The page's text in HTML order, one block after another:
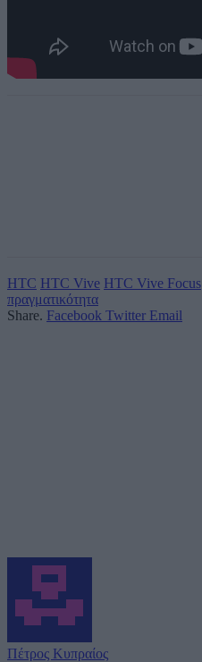
HTC HTC Vive HTC Vive Focus
πραγματικότητα
Share. Facebook Twitter Email
Πέτρος Κυπραίος